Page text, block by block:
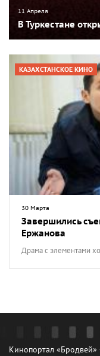
11 Апреля
В Туркестане
КАЗАХСТАНСКОЕ КИНО
30 Марта
Завершились
Ержанова
Драма с элементами
Кинопортал «Бродвей»